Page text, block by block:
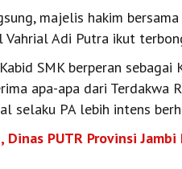
majelis hakim
Vahrial Adi Putra ikut
SMK berperan sebagai
apa-apa dari Terdakwa
selaku PA lebih intens
Dinas PUTR Provinsi